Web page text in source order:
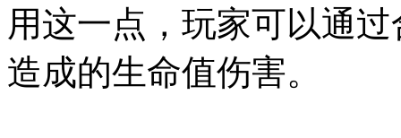
用这一点，玩家可以通
造成的生命值伤害。